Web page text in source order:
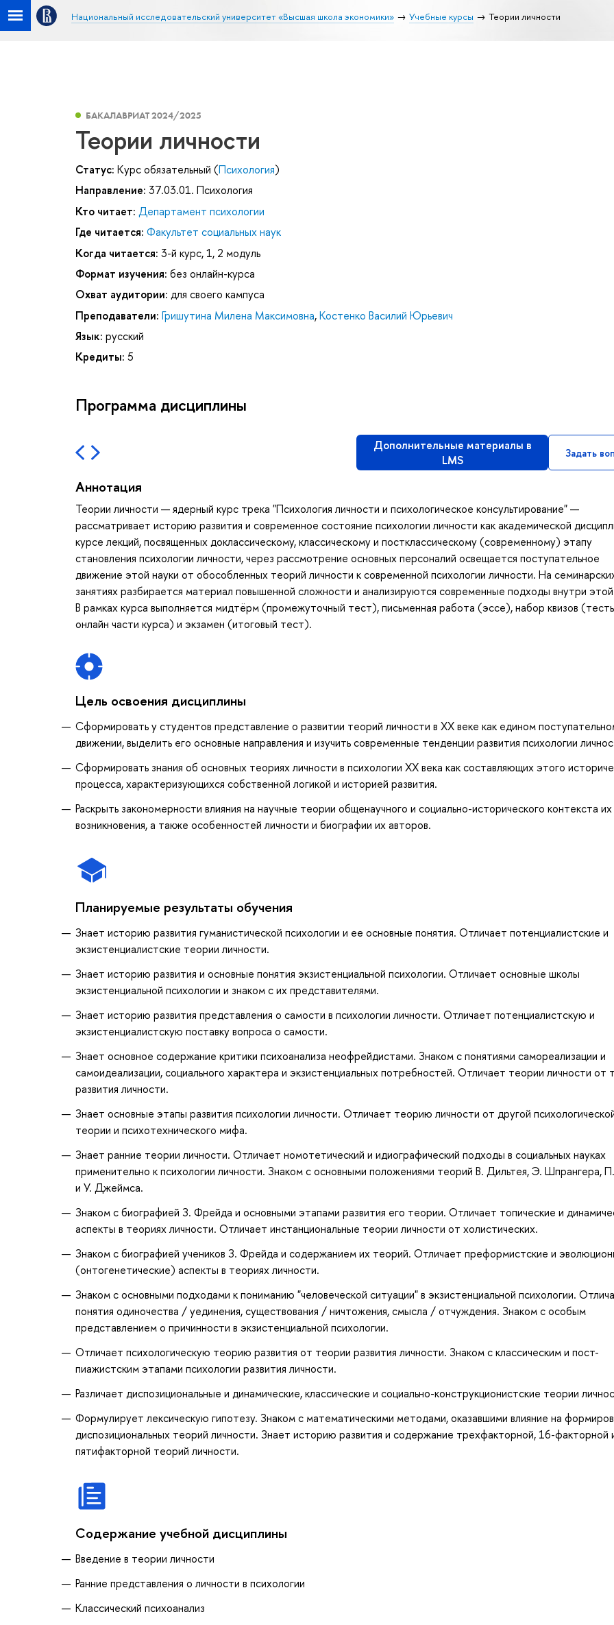
Национальный исследовательский университет «Высшая школа экономики» Учебные курсы Теории личности
БАКАЛАВРИАТ 2024/2025
Теории личности
Статус: Курс обязательный (Психология)
Направление: 37.03.01. Психология
Кто читает: Департамент психологии
Где читается: Факультет социальных наук
Когда читается: 3-й курс, 1, 2 модуль
Формат изучения: без онлайн-курса
Охват аудитории: для своего кампуса
Преподаватели: Гришутина Милена Максимовна,Костенко Василий Юрьевич
Язык: русский
Кредиты: 5
Программа дисциплины
Дополнительные материалы в
LMS
Задать
Аннотация
Теории личности — ядерный курс трека "Психология личности и психологическое консультирование" —
рассматривает историю развития и современное состояние психологии личности как академической
курсе лекций, посвященных доклассическому, классическому и постклассическому (современному) этапу
становления психологии личности, через рассмотрение основных персоналий освещается поступательное
движение этой науки от обособленных теорий личности к современной психологии личности. На
занятиях разбирается материал повышенной сложности и анализируются современные подходы внутри этой
В рамках курса выполняется мидтёрм (промежуточный тест), письменная работа (эссе), набор квизов
онлайн части курса) и экзамен (итоговый тест).
Цель освоения дисциплины
Сформировать у студентов представление о развитии теорий личности в ХХ веке как едином
движении, выделить его основные направления и изучить современные тенденции развития психологии
Сформировать знания об основных теориях личности в психологии ХХ века как составляющих этого
процесса, характеризующихся собственной логикой и историей развития.
Раскрыть закономерности влияния на научные теории общенаучного и социально-исторического контекста их
возникновения, а также особенностей личности и биографии их авторов.
Планируемые результаты обучения
Знает историю развития гуманистической психологии и ее основные понятия. Отличает потенциалистские и
экзистенциалистские теории личности.
Знает историю развития и основные понятия экзистенциальной психологии. Отличает основные школы
экзистенциальной психологии и знаком с их представителями.
Знает историю развития представления о самости в психологии личности. Отличает потенциалистскую и
экзистенциалистскую поставку вопроса о самости.
Знает основное содержание критики психоанализа неофрейдистами. Знаком с понятиями самореализации и
самоидеализации, социального характера и экзистенциальных потребностей. Отличает теории личности от
развития личности.
Знает основные этапы развития психологии личности. Отличает теорию личности от другой
теории и психотехнического мифа.
Знает ранние теории личности. Отличает номотетический и идиографический подходы в социальных науках
применительно к психологии личности. Знаком с основными положениями теорий В. Дильтея, Э. Шпрангера,
и У. Джеймса.
Знаком с биографией З. Фрейда и основными этапами развития его теории. Отличает топические и
аспекты в теориях личности. Отличает инстанциональные теории личности от холистических.
Знаком с биографией учеников З. Фрейда и содержанием их теорий. Отличает преформистские и
(онтогенетические) аспекты в теориях личности.
Знаком с основными подходами к пониманию "человеческой ситуации" в экзистенциальной психологии.
понятия одиночества / уединения, существования / ничтожения, смысла / отчуждения. Знаком с особым
представлением о причинности в экзистенциальной психологии.
Отличает психологическую теорию развития от теории развития личности. Знаком с классическим и пост-
пиажистским этапами психологии развития личности.
Различает диспозициональные и динамические, классические и социально-конструкционистские теории
Формулирует лексическую гипотезу. Знаком с математическими методами, оказавшими влияние на
диспозициональных теорий личности. Знает историю развития и содержание трехфакторной, 16-факторной
пятифакторной теорий личности.
Содержание учебной дисциплины
Введение в теории личности
Ранние представления о личности в психологии
Классический психоанализ